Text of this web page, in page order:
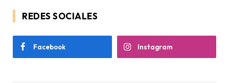
REDES SOCIALES
Facebook Instagram